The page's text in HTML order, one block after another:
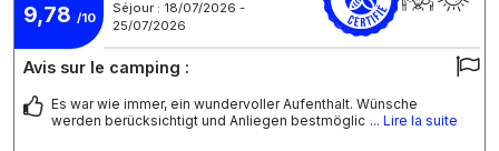
9,78 /10
Séjour : 18/07/2026 -
25/07/2026
Avis sur le camping :
Es war wie immer, ein wundervoller Aufenthalt. Wünsche
werden berücksichtigt und Anliegen bestmöglic ... Lire la suite